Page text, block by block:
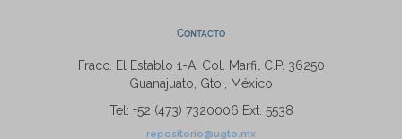
Contacto
Fracc. El Establo 1-A, Col. Marfil C.P. 36250
Guanajuato, Gto., México
Tel: +52 (473) 7320006 Ext. 5538
repositorio@ugto.mx